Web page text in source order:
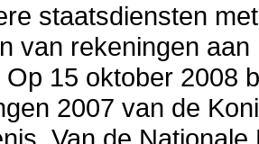
staatsdiensten
van rekeningen
Op 15 oktober 2008
2007 van de